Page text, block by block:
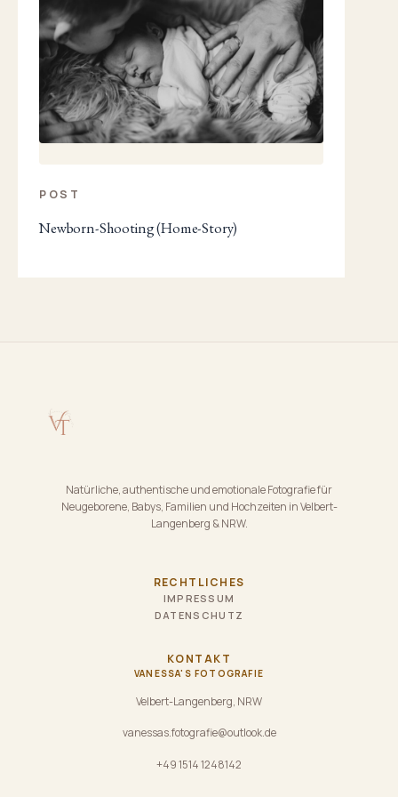
POST
Newborn-Shooting (Home-Story)
Natürliche, authentische und emotionale Fotografie für
Neugeborene, Babys, Familien und Hochzeiten in Velbert-
Langenberg & NRW.
RECHTLICHES
IMPRESSUM
DATENSCHUTZ
KONTAKT
VANESSA'S FOTOGRAFIE
Velbert-Langenberg, NRW
vanessas.fotografie@outlook.de
+49 1514 1248142